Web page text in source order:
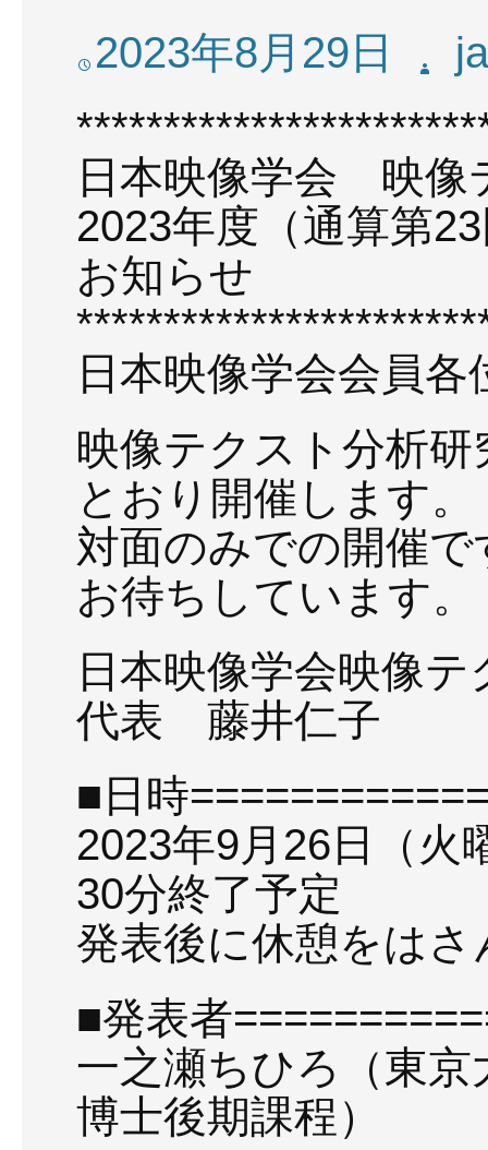
2023年8月29日
日本映像学会 映像
2023年度（通算第
お知らせ
日本映像学会会員各
映像テクスト分析
とおり開催します。
対面のみでの開催
お待ちしています。
日本映像学会映像
代表 藤井仁子
■日時
2023年9月26日（火
30分終了予定
発表後に休憩をは
■発表者
一之瀬ちひろ（東
博士後期課程）